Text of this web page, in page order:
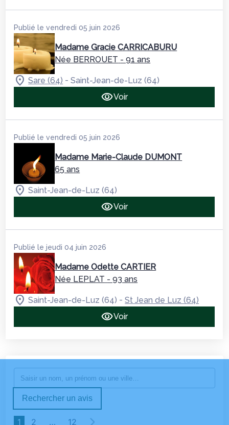
Publié le vendredi 05 juin 2026
Madame Gracie CARRICABURU
Née BERROUET - 91 ans
Sare (64) -Saint-Jean-de-Luz (64)
Voir
Publié le vendredi 05 juin 2026
Madame Marie-Claude DUMONT
65 ans
Saint-Jean-de-Luz (64)
Voir
Publié le jeudi 04 juin 2026
Madame Odette CARTIER
Née LEPLAT - 93 ans
Saint-Jean-de-Luz (64) -St Jean de Luz (64)
Voir
Rechercher un avis
1 2 … 12